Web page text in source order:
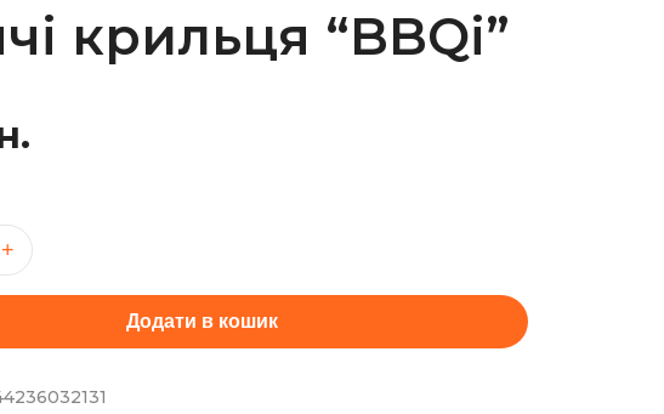
крильця “BBQі”
Додати в кошик